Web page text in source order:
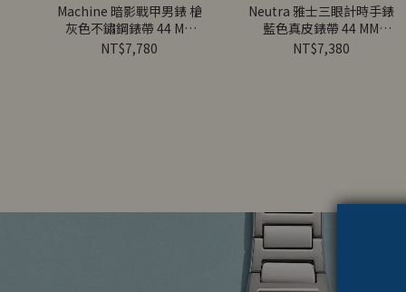
Machine 暗影戰甲男錶 槍
灰色不鏽鋼錶帶 44 MM
FS6160｜金明洙配戴款
NT$7,780
Neutra 雅士三眼計時手錶
藍色真皮錶帶 44 MM
FS6168
NT$7,380